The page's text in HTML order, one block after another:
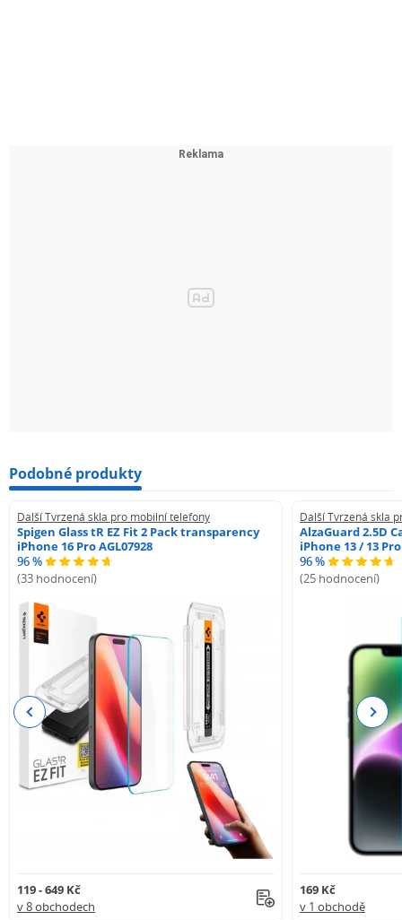
Podobné produkty
Další Tvrzená skla pro mobilní telefony
Spigen Glass tR EZ Fit 2 Pack transparency
iPhone 16 Pro AGL07928
96 %
(33 hodnocení)
119 - 649 Kč
v 8 obchodech
Další Tvrzená skla
AlzaGuard 2.5D
iPhone 13 / 13 Pro
96 %
(25 hodnocení)
169 Kč
v 1 obchodě
Previous Next